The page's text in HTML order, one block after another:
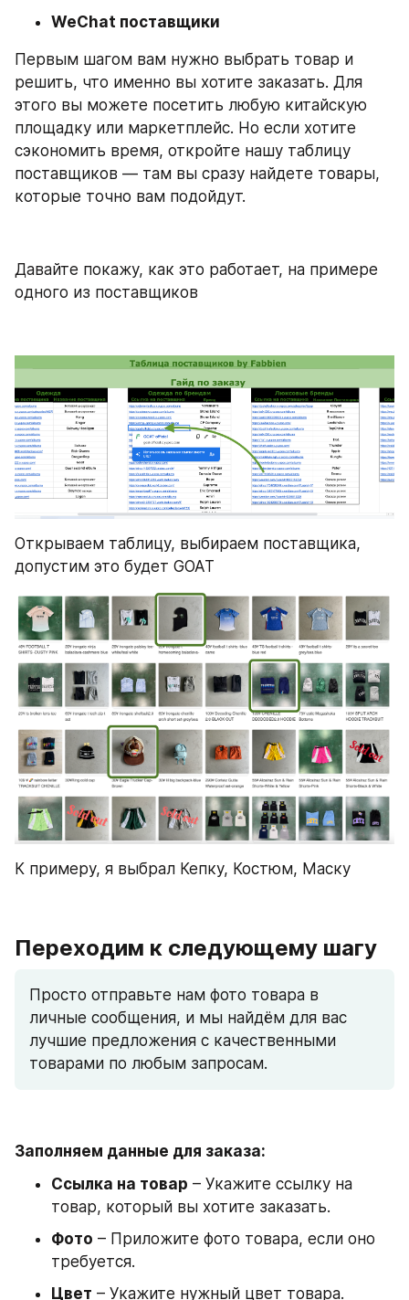
WeChat поставщики
Первым шагом вам нужно выбрать товар и
решить, что именно вы хотите заказать. Для
этого вы можете посетить любую китайскую
площадку или маркетплейс. Но если хотите
сэкономить время, откройте нашу таблицу
поставщиков — там вы сразу найдете товары,
которые точно вам подойдут.
Давайте покажу, как это работает, на примере
одного из поставщиков
Открываем таблицу, выбираем поставщика,
допустим это будет GOAT
К примеру, я выбрал Кепку, Костюм, Маску
Переходим к следующему шагу
Просто отправьте нам фото товара в
личные сообщения, и мы найдём для вас
лучшие предложения с качественными
товарами по любым запросам.
Заполняем данные для заказа:
Ссылка на товар – Укажите ссылку на
товар, который вы хотите заказать.
Фото – Приложите фото товара, если оно
требуется.
Цвет – Укажите нужный цвет товара.